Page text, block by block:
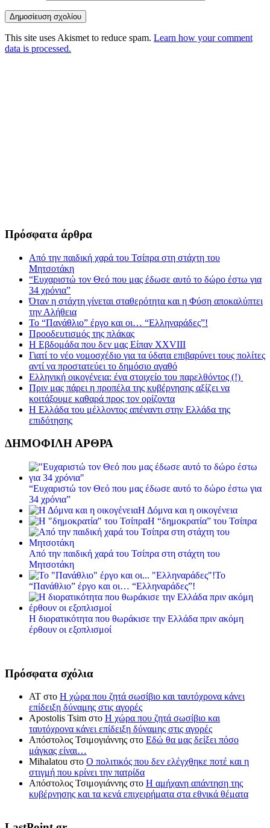
This site uses Akismet to reduce spam. Learn how your comment
data is processed.
Πρόσφατα άρθρα
Από την παιδική χαρά του Τσίπρα στη στάχτη του
Μητσοτάκη
“Ευχαριστώ τον Θεό που μας έδωσε αυτό το δώρο έστω για
34 χρόνια”
Όταν η στάχτη γίνεται σταθερότητα και η Φύση αποκαλύπτει
την Αλήθεια
Το “Πανάθλιο” έργο και οι… “Ελληναράδες”!
Προοδευτισμός της πλάκας
Η Εβδομάδα που δεν μας Είπαν XXVIII
Γιατί το νέο νομοσχέδιο για τα ύδατα επιβαρύνει τους πολίτες
αντί να προστατεύει το δημόσιο αγαθό
Ελληνική οικογένεια: ένα στοιχείο του παρελθόντος (!)
Πριν μας πάρει η προπέλα της κυβέρνησης αξίζει να
κοιτάξουμε καθαρά προς τον ορίζοντα
Η Ελλάδα του μέλλοντος απέναντι στην Ελλάδα της
επιδότησης
ΔΗΜΟΦΙΛΗ ΑΡΘΡΑ
“Ευχαριστώ τον Θεό που μας έδωσε αυτό το δώρο έστω για
34 χρόνια”
Η Δόμνα και η οικογένεια
Η “δημοκρατία” του Τσίπρα
Από την παιδική χαρά του Τσίπρα στη στάχτη του
Μητσοτάκη
Το
“Πανάθλιο” έργο και οι… “Ελληναράδες”!
Η διορατικότητα που θωράκισε την Ελλάδα πριν ακόμη
έρθουν οι εξοπλισμοί
Πρόσφατα σχόλια
ΑΤ στο Η χώρα που ζητά σωσίβιο και ταυτόχρονα κάνει
επίδειξη δύναμης στις αγορές
Apostolis Tsim στο Η χώρα που ζητά σωσίβιο και
ταυτόχρονα κάνει επίδειξη δύναμης στις αγορές
Απόστολος Τσιμογιάννης στο Εδώ θα μας δείξει πόσο
μάγκας είναι…
Mihalatou στο Ο πολιτικός που δεν ελέγχθηκε ποτέ και η
στιγμή που κρίνει την πατρίδα
Απόστολος Τσιμογιάννης στο Η αμήχανη απάντηση της
κυβέρνησης και τα κενά επιχειρήματα στα εθνικά θέματα